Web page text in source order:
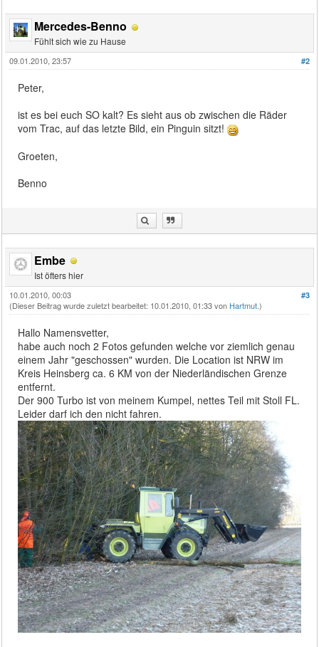
Mercedes-Benno
Fühlt sich wie zu Hause
#2
09.01.2010, 23:57
Peter,
ist es bei euch SO kalt? Es sieht aus ob zwischen die Räder
vom Trac, auf das letzte Bild, ein Pinguin sitzt!
Groeten,
Benno
Embe
Ist öfters hier
#3
10.01.2010, 00:03
(Dieser Beitrag wurde zuletzt bearbeitet: 10.01.2010, 01:33 von Hartmut.)
Hallo Namensvetter,
habe auch noch 2 Fotos gefunden welche vor ziemlich genau
einem Jahr "geschossen" wurden. Die Location ist NRW im
Kreis Heinsberg ca. 6 KM von der Niederländischen Grenze
entfernt.
Der 900 Turbo ist von meinem Kumpel, nettes Teil mit Stoll FL.
Leider darf ich den nicht fahren.